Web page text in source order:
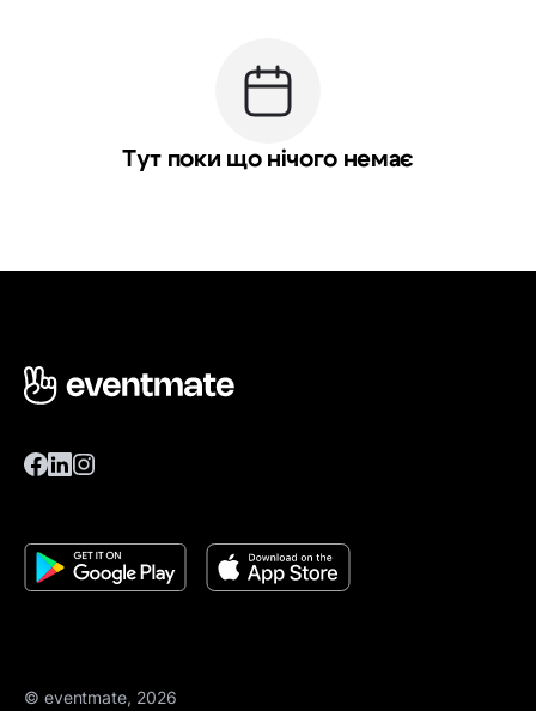
Тут поки що нічого немає
© eventmate, 2026